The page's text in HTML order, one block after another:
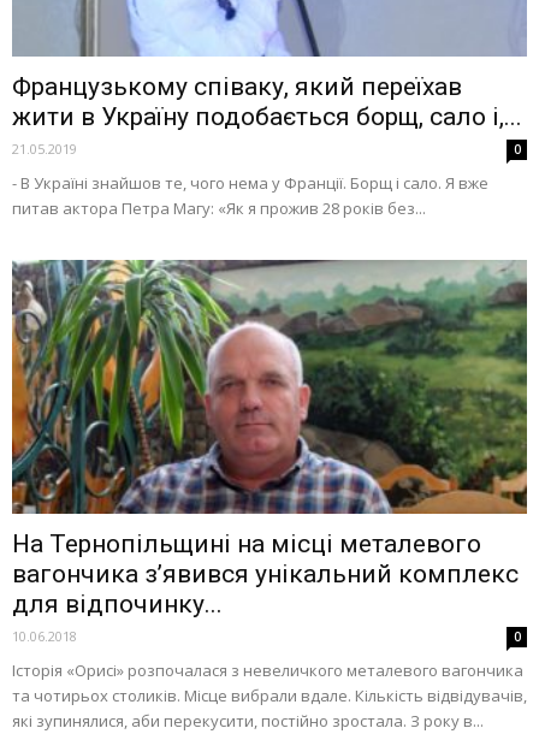
Французькому співаку, який переїхав
жити в Україну подобається борщ, сало і,...
21.05.2019 0
- В Україні знайшов те, чого нема у Франції. Борщ і сало. Я вже
питав актора Петра Магу: «Як я прожив 28 років без...
На Тернопільщині на місці металевого
вагончика з’явився унікальний комплекс
для відпочинку...
10.06.2018 0
Історія «Орисі» розпочалася з невеличкого металевого вагончика
та чотирьох столиків. Місце вибрали вдале. Кількість відвідувачів,
які зупинялися, аби перекусити, постійно зростала. З року в...